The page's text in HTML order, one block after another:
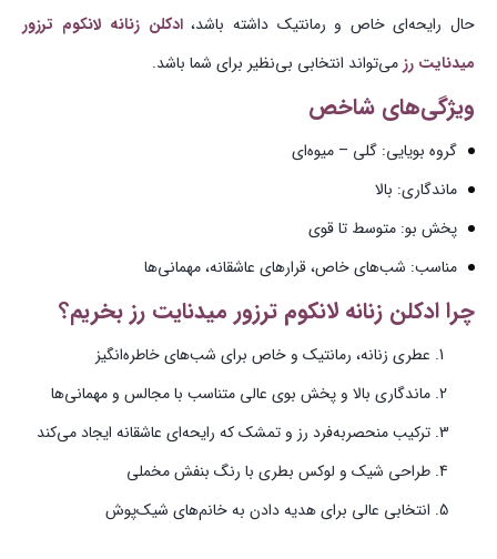
حال رایحه‌ای خاص و رمانتیک داشته باشد،ادکلن زنانه لانکوم ترزور
میدنایت رز می‌تواند انتخابی بی‌نظیر برای شما باشد.
ویژگی‌های شاخص
گروه بویایی: گلی – میوه‌ای
ماندگاری: بالا
پخش بو: متوسط تا قوی
مناسب: شب‌های خاص، قرارهای عاشقانه، مهمانی‌ها
چراادکلن زنانه لانکوم ترزور میدنایت رز بخریم؟
عطری زنانه، رمانتیک و خاص برای شب‌های خاطره‌انگیز
ماندگاری بالا و پخش بوی عالی متناسب با مجالس و مهمانی‌ها
ترکیب منحصربه‌فرد رز و تمشک که رایحه‌ای عاشقانه ایجاد می‌کند
طراحی شیک و لوکس بطری با رنگ بنفش مخملی
انتخابی عالی برای هدیه دادن به خانم‌های شیک‌پوش